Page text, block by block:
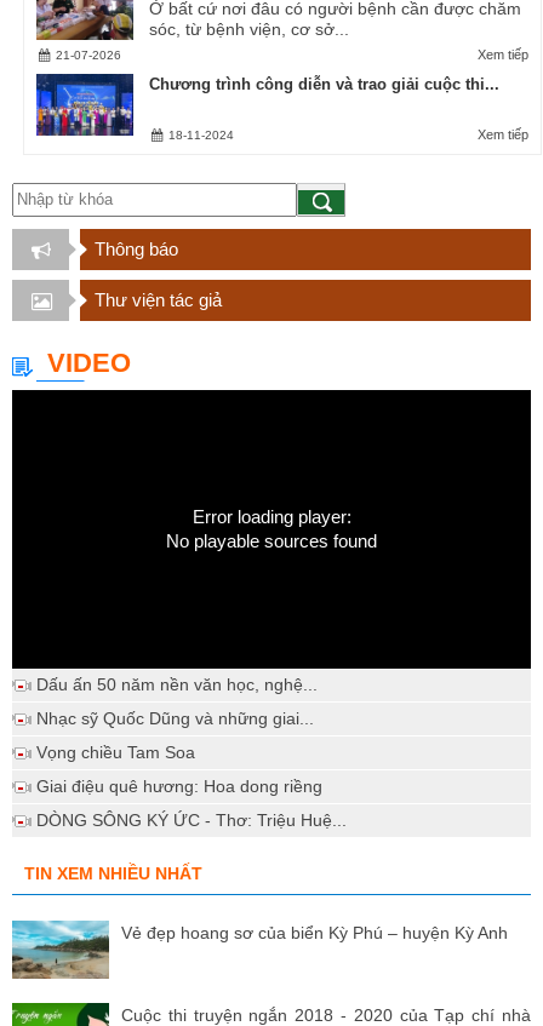
Ở bất cứ nơi đâu có người bệnh cần được chăm
sóc, từ bệnh viện, cơ sở...
Xem tiếp
21-07-2026
Chương trình công diễn và trao giải cuộc thi...
Xem tiếp
18-11-2024
Thông báo
Thư viện tác giả
VIDEO
Error loading player:
No playable sources found
Dấu ấn 50 năm nền văn học, nghệ...
Nhạc sỹ Quốc Dũng và những giai...
Vọng chiều Tam Soa
Giai điệu quê hương: Hoa dong riềng
DÒNG SÔNG KÝ ỨC - Thơ: Triệu Huệ...
TIN XEM NHIỀU NHẤT
Vẻ đẹp hoang sơ của biển Kỳ Phú – huyện Kỳ Anh
Cuộc thi truyện ngắn 2018 - 2020 của Tạp chí nhà